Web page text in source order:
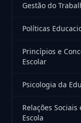
Gestão do
Políticas
Princípios e
Escolar
Psicologia da
Relações
Escola